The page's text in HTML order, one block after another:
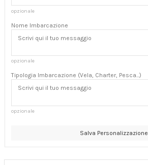
opzionale
Nome Imbarcazione
opzionale
Tipologia Imbarcazione (Vela, Charter, Pesca...)
opzionale
Salva Personalizzazione